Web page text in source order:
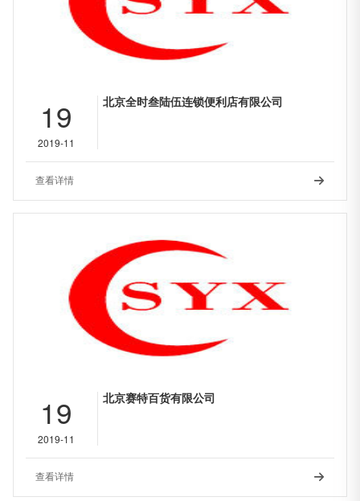
19
2019-11
北京全时叁陆伍连锁便利店有限公司
查看详情 
19
2019-11
北京赛特百货有限公司
查看详情 